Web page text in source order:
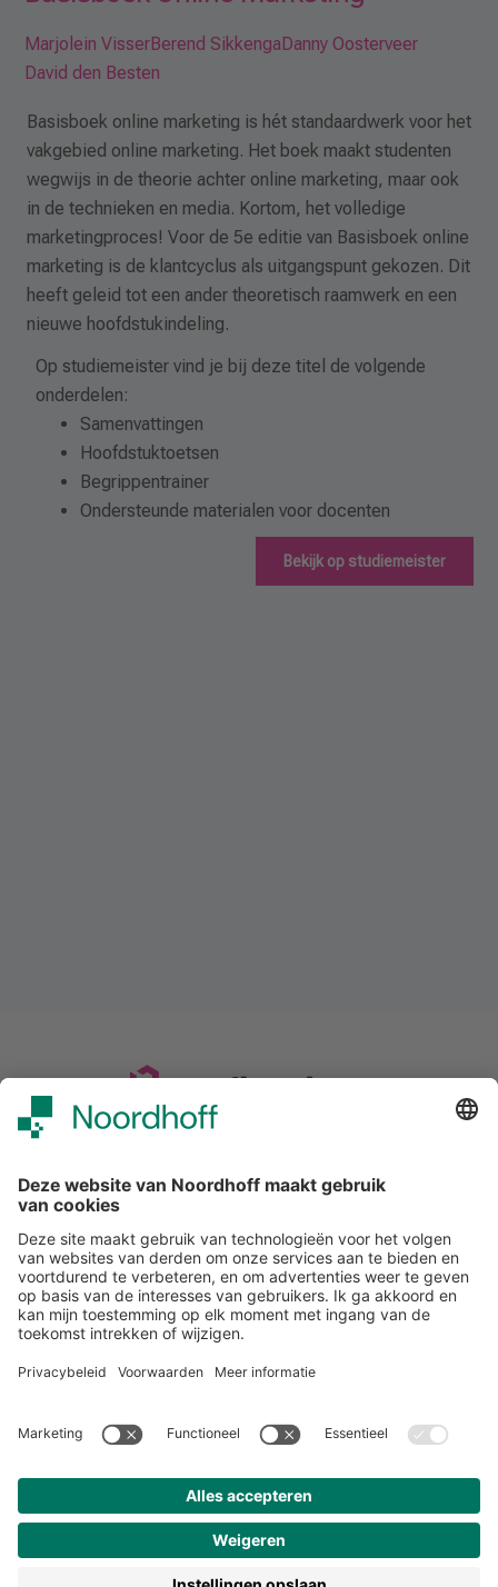
Marjolein VisserBerend SikkengaDanny Oosterveer
David den Besten
Basisboek online marketing is hét standaardwerk voor het
vakgebied online marketing. Het boek maakt studenten
wegwijs in de theorie achter online marketing, maar ook
in de technieken en media. Kortom, het volledige
marketingproces! Voor de 5e editie van Basisboek online
marketing is de klantcyclus als uitgangspunt gekozen. Dit
heeft geleid tot een ander theoretisch raamwerk en een
nieuwe hoofdstukindeling.
Op studiemeister vind je bij deze titel de volgende
onderdelen:
Samenvattingen
Hoofdstuktoetsen
Begrippentrainer
Ondersteunde materialen voor docenten
Bekijk op studiemeister
Snel naar
Over studiemeister
Inloggen
Veelgestelde vragen
Contact
Meer van Noordhoff
Noordhoff.nl